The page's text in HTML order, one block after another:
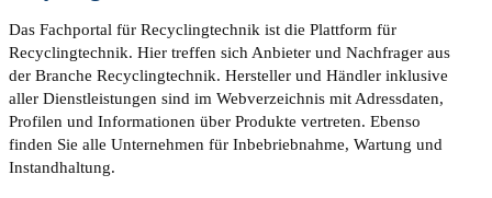
Das Fachportal für Recyclingtechnik ist die Plattform für
Recyclingtechnik. Hier treffen sich Anbieter und Nachfrager aus
der Branche Recyclingtechnik. Hersteller und Händler inklusive
aller Dienstleistungen sind im Webverzeichnis mit Adressdaten,
Profilen und Informationen über Produkte vertreten. Ebenso
finden Sie alle Unternehmen für Inbebriebnahme, Wartung und
Instandhaltung.